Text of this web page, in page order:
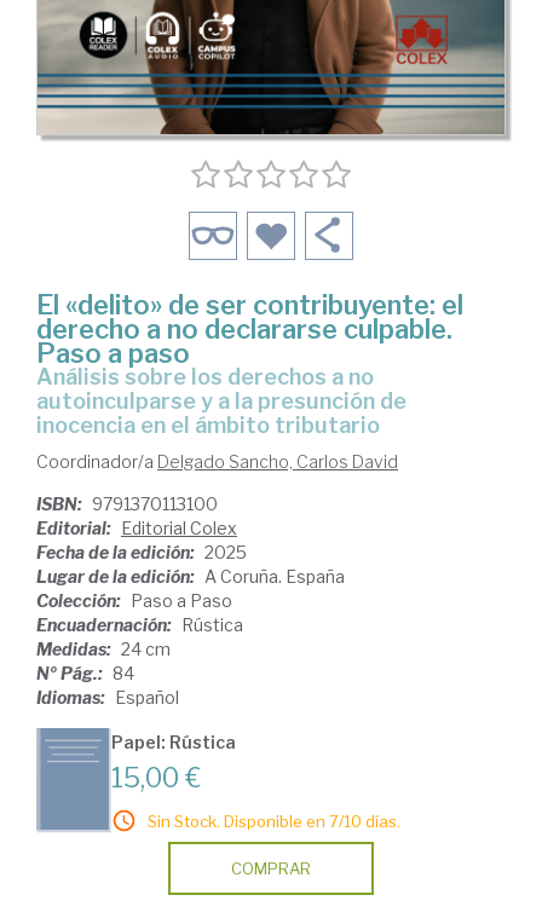
El «delito» de ser contribuyente: el
derecho a no declararse culpable.
Paso a paso
análisis sobre los derechos a no
autoinculparse y a la presunción de
inocencia en el ámbito tributario
Coordinador/a Delgado Sancho, Carlos David
ISBN: 9791370113100
Editorial: Editorial Colex
Fecha de la edición: 2025
Lugar de la edición: A Coruña. España
Colección: Paso a Paso
Encuadernación: Rústica
Medidas: 24 cm
Nº Pág.: 84
Idiomas: Español
Papel: Rústica
15,00 €
Sin Stock. Disponible en 7/10 días.
COMPRAR